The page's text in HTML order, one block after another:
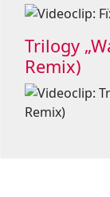
Trilogy
Remix)